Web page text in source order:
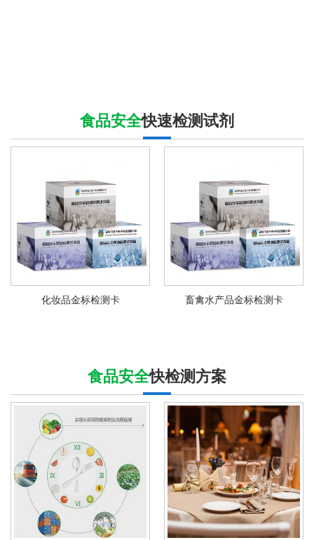
食品安全快速检测试剂
化妆品金标检测卡 畜禽水产品金标检测卡
食品安全快检测方案